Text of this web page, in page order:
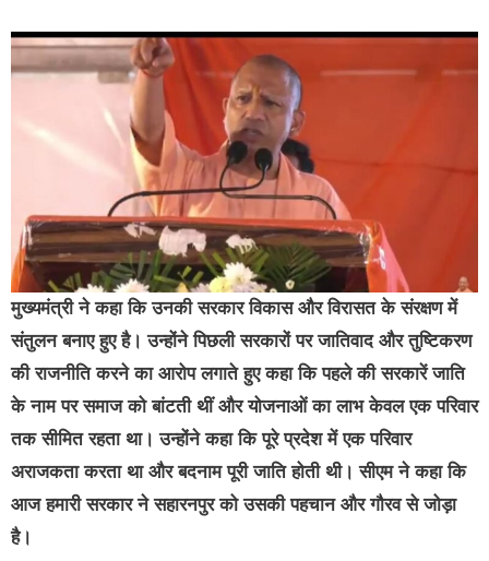
मुख्यमंत्री ने कहा कि उनकी सरकार विकास और विरासत के संरक्षण में
संतुलन बनाए हुए है। उन्होंने पिछली सरकारों पर जातिवाद और तुष्टिकरण
की राजनीति करने का आरोप लगाते हुए कहा कि पहले की सरकारें जाति
के नाम पर समाज को बांटती थीं और योजनाओं का लाभ केवल एक परिवार
तक सीमित रहता था। उन्होंने कहा कि पूरे प्रदेश में एक परिवार
अराजकता करता था और बदनाम पूरी जाति होती थी। सीएम ने कहा कि
आज हमारी सरकार ने सहारनपुर को उसकी पहचान और गौरव से जोड़ा
है।